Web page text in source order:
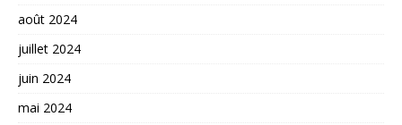
août 2024
juillet 2024
juin 2024
mai 2024